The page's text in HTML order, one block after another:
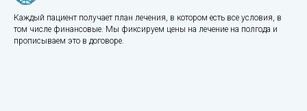
Каждый пациент получает план лечения, в котором есть все условия, в
том числе финансовые. Мы фиксируем цены на лечение на полгода и
прописываем это в договоре.